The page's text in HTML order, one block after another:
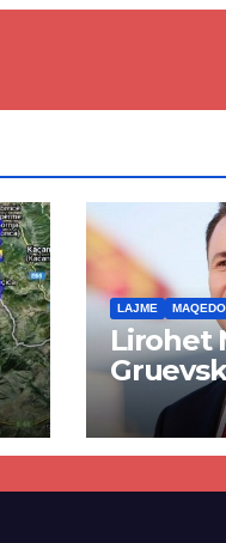
LAJME
Lirohet
“Talir
rrëzon